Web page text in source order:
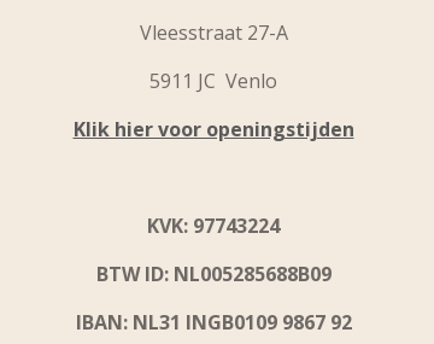
Vleesstraat 27-A
5911 JC Venlo
Klik hier voor openingstijden
KVK: 97743224
BTW ID: NL005285688B09
IBAN: NL31 INGB0109 9867 92